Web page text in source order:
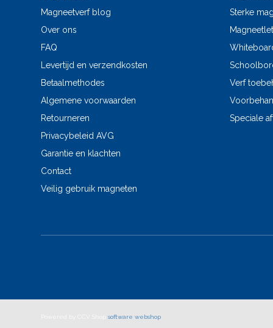
Magneetverf blog
Over ons
FAQ
Levertijd en verzendkosten
Betaalmethodes
Algemene voorwaarden
Retourneren
Privacybeleid AVG
Garantie en klachten
Contact
Veilig gebruik magneten
Sterke
Verf
Speciale
software webshop